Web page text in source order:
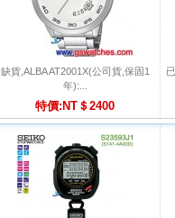
缺貨,ALBA AT2001X(公司貨,保固1
年):...
特價:NT＄2400